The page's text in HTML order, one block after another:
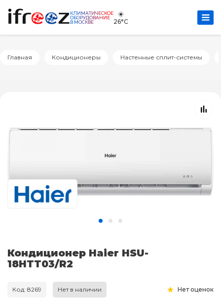
КЛИМАТИЧЕСКОЕ
ОБОРУДОВАНИЕ
В МОСКВЕ
☀️
26°C
Главная Кондиционеры Настенные сплит-системы
Кондиционер Haier HSU-
18HTT03/R2
Код: 8269 Нет в наличии Нет оценок